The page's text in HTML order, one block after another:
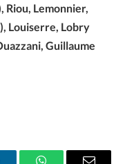
Riou, Lemonnier,
Louiserre, Lobry
Guillaume